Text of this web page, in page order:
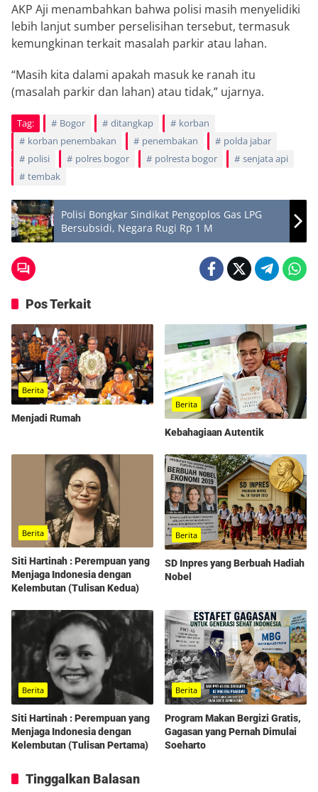
AKP Aji menambahkan bahwa polisi masih menyelidiki
lebih lanjut sumber perselisihan tersebut, termasuk
kemungkinan terkait masalah parkir atau lahan.
“Masih kita dalami apakah masuk ke ranah itu
(masalah parkir dan lahan) atau tidak,” ujarnya.
Tag: Bogor ditangkap
korban
korban penembakan
penembakan
polda jabar
polisi
polres bogor polresta bogor
senjata api
tembak
Polisi Bongkar Sindikat Pengoplos Gas LPG
Bersubsidi, Negara Rugi Rp 1 M
Pos Terkait
Berita
Menjadi Rumah
Berita
Kebahagiaan Autentik
Berita
Siti Hartinah : Perempuan yang
Menjaga Indonesia dengan
Kelembutan (Tulisan Kedua)
Berita
SD Inpres yang Berbuah Hadiah
Nobel
Berita
Siti Hartinah : Perempuan yang
Menjaga Indonesia dengan
Kelembutan (Tulisan Pertama)
Berita
Program Makan Bergizi Gratis,
Gagasan yang Pernah Dimulai
Soeharto
Tinggalkan Balasan